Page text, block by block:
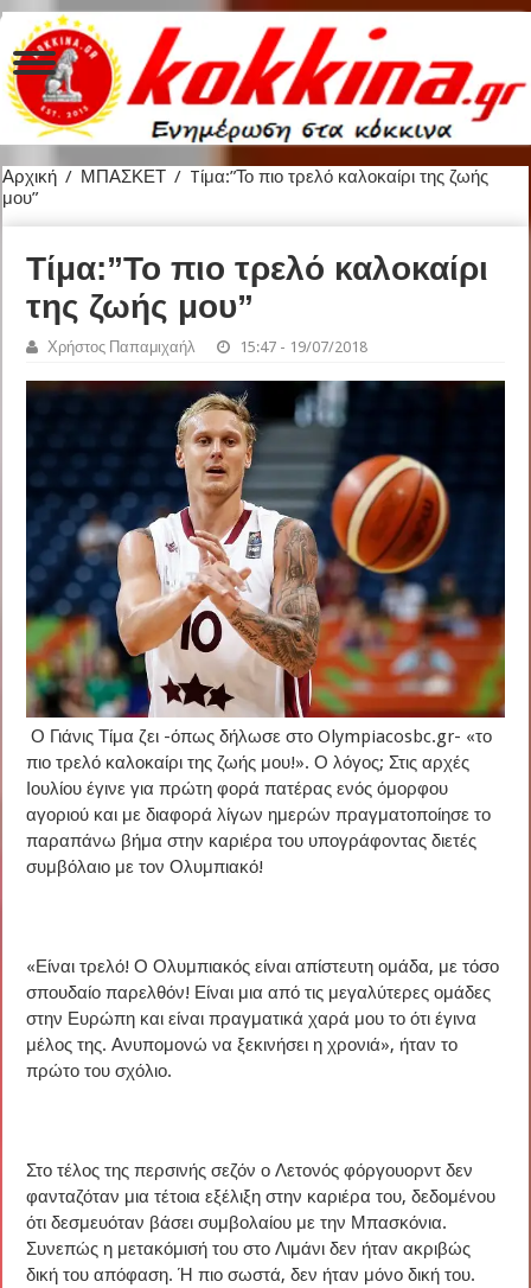
Αρχική / ΜΠΑΣΚΕΤ / Tίμα:”Το πιο τρελό καλοκαίρι της ζωής
μου”
Tίμα:”Το πιο τρελό καλοκαίρι
της ζωής μου”
Χρήστος Παπαμιχαήλ 15:47 - 19/07/2018
Ο Γιάνις Τίμα ζει -όπως δήλωσε στο Olympiacosbc.gr- «το
πιο τρελό καλοκαίρι της ζωής μου!». Ο λόγος; Στις αρχές
Ιουλίου έγινε για πρώτη φορά πατέρας ενός όμορφου
αγοριού και με διαφορά λίγων ημερών πραγματοποίησε το
παραπάνω βήμα στην καριέρα του υπογράφοντας διετές
συμβόλαιο με τον Ολυμπιακό!
«Είναι τρελό! Ο Ολυμπιακός είναι απίστευτη ομάδα, με τόσο
σπουδαίο παρελθόν! Είναι μια από τις μεγαλύτερες ομάδες
στην Ευρώπη και είναι πραγματικά χαρά μου το ότι έγινα
μέλος της. Ανυπομονώ να ξεκινήσει η χρονιά», ήταν το
πρώτο του σχόλιο.
Στο τέλος της περσινής σεζόν ο Λετονός φόργουορντ δεν
φανταζόταν μια τέτοια εξέλιξη στην καριέρα του, δεδομένου
ότι δεσμευόταν βάσει συμβολαίου με την Μπασκόνια.
Συνεπώς η μετακόμισή του στο Λιμάνι δεν ήταν ακριβώς
δική του απόφαση. Ή πιο σωστά, δεν ήταν μόνο δική του.